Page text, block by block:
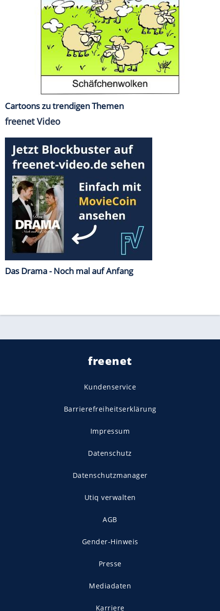
Cartoons zu trendigen Themen
freenet Video
Das Drama - Noch mal auf Anfang
freenet
Kundenservice
Barrierefreiheitserklärung
Impressum
Datenschutz
Datenschutzmanager
Utiq verwalten
AGB
Gender-Hinweis
Presse
Mediadaten
Karriere